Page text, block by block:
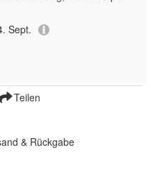
Sept.
Teilen
& Rückgabe